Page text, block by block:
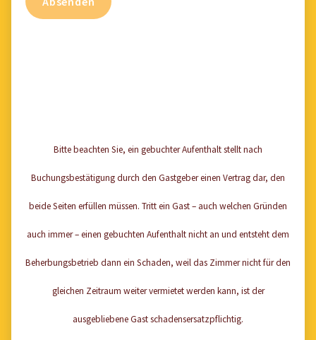
Bitte beachten Sie, ein gebuchter Aufenthalt stellt nach
Buchungsbestätigung durch den Gastgeber einen Vertrag dar, den
beide Seiten erfüllen müssen. Tritt ein Gast – auch welchen Gründen
auch immer – einen gebuchten Aufenthalt nicht an und entsteht dem
Beherbungsbetrieb dann ein Schaden, weil das Zimmer nicht für den
gleichen Zeitraum weiter vermietet werden kann, ist der
ausgebliebene Gast schadensersatzpflichtig.